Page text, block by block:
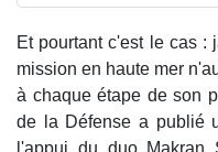
Et pourtant c'est le cas :
mission en haute mer
à chaque étape de son
de la Défense a publié